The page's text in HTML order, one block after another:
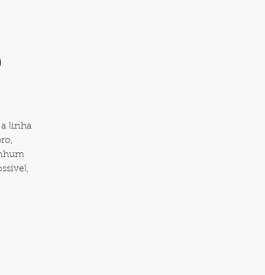
linha